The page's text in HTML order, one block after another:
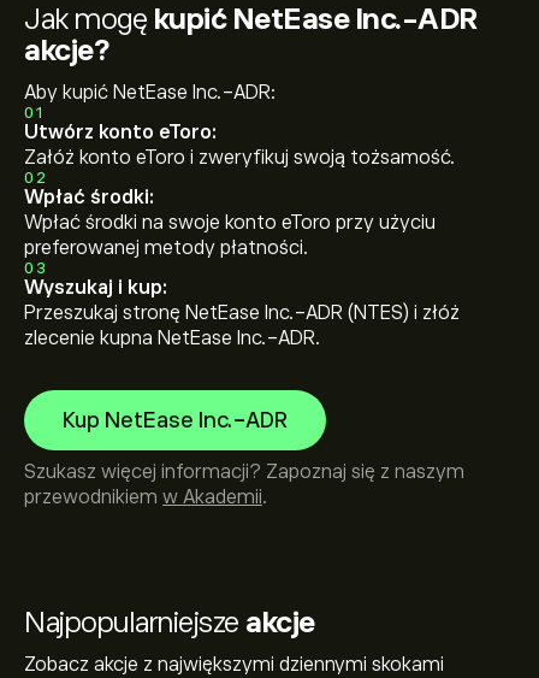
Najpopularniejsze akcje
Zobacz akcje z największymi dziennymi skokami
Jak mogę kupić NetEase Inc.-ADR
akcje?
Aby kupić NetEase Inc.-ADR:
01
Utwórz konto eToro:
Załóż konto eToro i zweryfikuj swoją tożsamość.
02
Wpłać środki:
Wpłać środki na swoje konto eToro przy użyciu
preferowanej metody płatności.
03
Wyszukaj i kup:
Przeszukaj stronę NetEase Inc.-ADR (NTES) i złóż
zlecenie kupna NetEase Inc.-ADR.
Kup NetEase Inc.-ADR
Szukasz więcej informacji? Zapoznaj się z naszym
przewodnikiem w Akademii.